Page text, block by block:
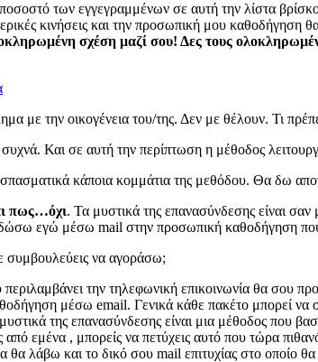
των εγγεγραμμένων σε αυτή την λίστα
κινήσεις και την προσωπική μου καθοδήγηση
σχέση μαζί σου! Δες τους
με την οικογένεια του/της. Δεν με θέλουν. Τι
Και σε αυτή την περίπτωση η μέθοδος
κάποια κομμάτια της μεθόδου. Θα δω
πως…όχι. Τα μυστικά της επανασύνδεσης είναι
εγώ μέσω mail στην προσωπική καθοδήγηση
συμβουλεύεις να αγοράσω;
την τηλεφωνική επικοινωνία θα σου
μέσω email. Γενικά κάθε πακέτο μπορεί να
της επανασύνδεσης είναι μια μέθοδος που
εμένα , μπορείς να πετύχεις αυτό που τώρα
θα λάβω και το δικό σου mail επιτυχίας στο οποίο